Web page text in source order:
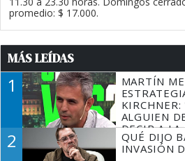
promedio: $ 17.000.
MÁS LEÍDAS
1
MARTÍN
ALGUIEN
DECIR A
TIENE QUE
2
QUÉ DIJO
INVASIÓN